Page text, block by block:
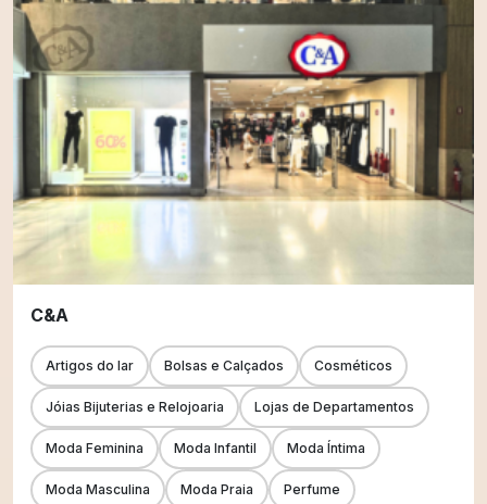
C&A
Artigos do lar Bolsas e Calçados Cosméticos
Jóias Bijuterias e Relojoaria Lojas de Departamentos
Moda Feminina Moda Infantil Moda Íntima
Moda Masculina Moda Praia Perfume